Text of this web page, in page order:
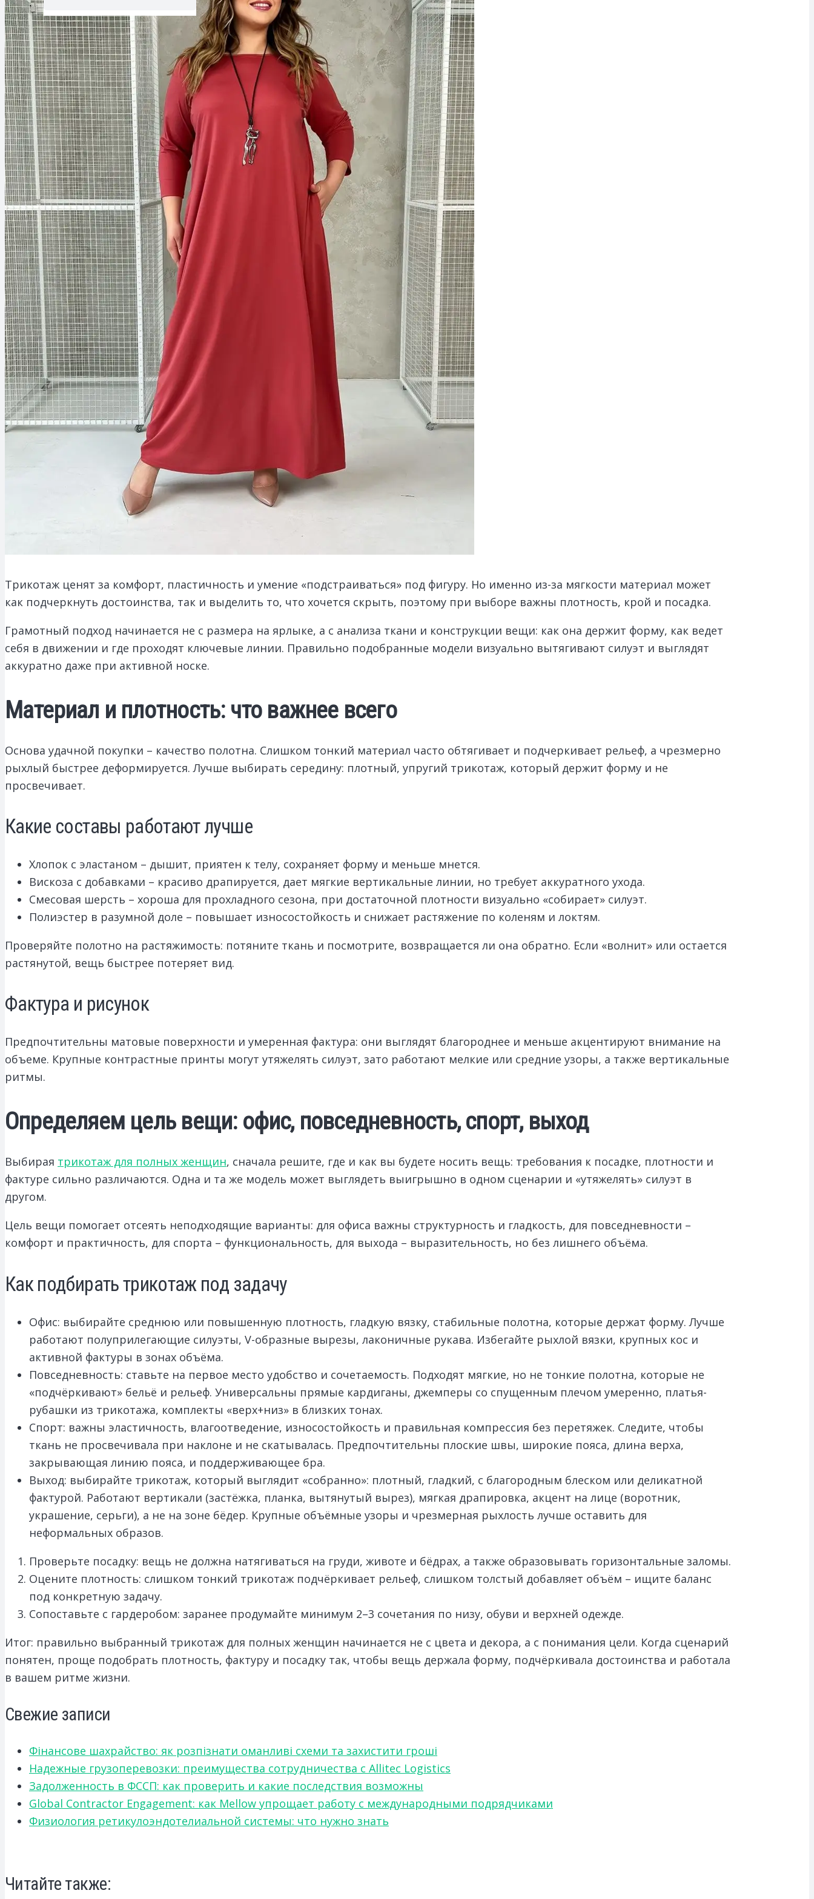
Трикотаж ценят за комфорт, пластичность и умение «подстраиваться» под фигуру. Но именно из-за мягкости материал может
как подчеркнуть достоинства, так и выделить то, что хочется скрыть, поэтому при выборе важны плотность, крой и посадка.
Грамотный подход начинается не с размера на ярлыке, а с анализа ткани и конструкции вещи: как она держит форму, как ведет
себя в движении и где проходят ключевые линии. Правильно подобранные модели визуально вытягивают силуэт и выглядят
аккуратно даже при активной носке.
Материал и плотность: что важнее всего
Основа удачной покупки – качество полотна. Слишком тонкий материал часто обтягивает и подчеркивает рельеф, а чрезмерно
рыхлый быстрее деформируется. Лучше выбирать середину: плотный, упругий трикотаж, который держит форму и не
просвечивает.
Какие составы работают лучше
Хлопок с эластаном – дышит, приятен к телу, сохраняет форму и меньше мнется.
Вискоза с добавками – красиво драпируется, дает мягкие вертикальные линии, но требует аккуратного ухода.
Смесовая шерсть – хороша для прохладного сезона, при достаточной плотности визуально «собирает» силуэт.
Полиэстер в разумной доле – повышает износостойкость и снижает растяжение по коленям и локтям.
Проверяйте полотно на растяжимость: потяните ткань и посмотрите, возвращается ли она обратно. Если «волнит» или остается
растянутой, вещь быстрее потеряет вид.
Фактура и рисунок
Предпочтительны матовые поверхности и умеренная фактура: они выглядят благороднее и меньше акцентируют внимание на
объеме. Крупные контрастные принты могут утяжелять силуэт, зато работают мелкие или средние узоры, а также вертикальные
ритмы.
Определяем цель вещи: офис, повседневность, спорт, выход
Выбирая трикотаж для полных женщин, сначала решите, где и как вы будете носить вещь: требования к посадке, плотности и
фактуре сильно различаются. Одна и та же модель может выглядеть выигрышно в одном сценарии и «утяжелять» силуэт в
другом.
Цель вещи помогает отсеять неподходящие варианты: для офиса важны структурность и гладкость, для повседневности –
комфорт и практичность, для спорта – функциональность, для выхода – выразительность, но без лишнего объёма.
Как подбирать трикотаж под задачу
Офис: выбирайте среднюю или повышенную плотность, гладкую вязку, стабильные полотна, которые держат форму. Лучше
работают полуприлегающие силуэты, V-образные вырезы, лаконичные рукава. Избегайте рыхлой вязки, крупных кос и
активной фактуры в зонах объёма.
Повседневность: ставьте на первое место удобство и сочетаемость. Подходят мягкие, но не тонкие полотна, которые не
«подчёркивают» бельё и рельеф. Универсальны прямые кардиганы, джемперы со спущенным плечом умеренно, платья-
рубашки из трикотажа, комплекты «верх+низ» в близких тонах.
Спорт: важны эластичность, влагоотведение, износостойкость и правильная компрессия без перетяжек. Следите, чтобы
ткань не просвечивала при наклоне и не скатывалась. Предпочтительны плоские швы, широкие пояса, длина верха,
закрывающая линию пояса, и поддерживающее бра.
Выход: выбирайте трикотаж, который выглядит «собранно»: плотный, гладкий, с благородным блеском или деликатной
фактурой. Работают вертикали (застёжка, планка, вытянутый вырез), мягкая драпировка, акцент на лице (воротник,
украшение, серьги), а не на зоне бёдер. Крупные объёмные узоры и чрезмерная рыхлость лучше оставить для
неформальных образов.
Проверьте посадку: вещь не должна натягиваться на груди, животе и бёдрах, а также образовывать горизонтальные заломы.
Оцените плотность: слишком тонкий трикотаж подчёркивает рельеф, слишком толстый добавляет объём – ищите баланс
под конкретную задачу.
Сопоставьте с гардеробом: заранее продумайте минимум 2–3 сочетания по низу, обуви и верхней одежде.
Итог: правильно выбранный трикотаж для полных женщин начинается не с цвета и декора, а с понимания цели. Когда сценарий
понятен, проще подобрать плотность, фактуру и посадку так, чтобы вещь держала форму, подчёркивала достоинства и работала
в вашем ритме жизни.
Свежие записи
Фінансове шахрайство: як розпізнати оманливі схеми та захистити гроші
Надежные грузоперевозки: преимущества сотрудничества с Allitec Logistics
Задолженность в ФССП: как проверить и какие последствия возможны
Global Contractor Engagement: как Mellow упрощает работу с международными подрядчиками
Физиология ретикулоэндотелиальной системы: что нужно знать
Читайте также: